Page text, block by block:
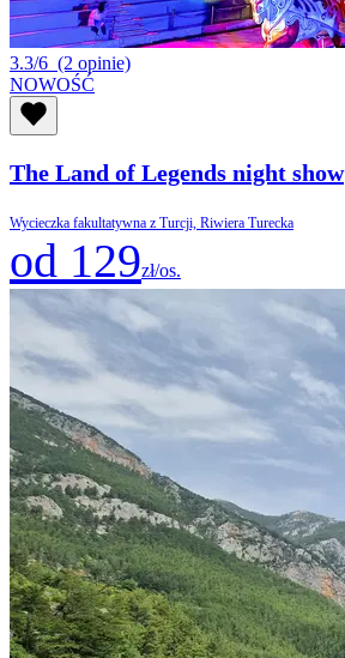
3.3/6 (2 opinie)
NOWOŚĆ
The Land of Legends night show
Wycieczka fakultatywna z Turcji, Riwiera Turecka
od 129zł/os.